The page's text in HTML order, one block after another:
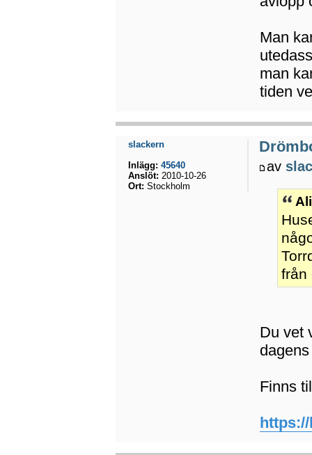
Man
man
tiden
av
från
Du vet
Finns
slackern
Inlägg: 45640
Anslöt: 2010-10-26
Ort: Stockholm